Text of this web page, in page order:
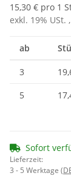
15,30 € pro 1
exkl. 19% USt.
ab
3
5
Sofort
Lieferzeit:
3 - 5 Werktage